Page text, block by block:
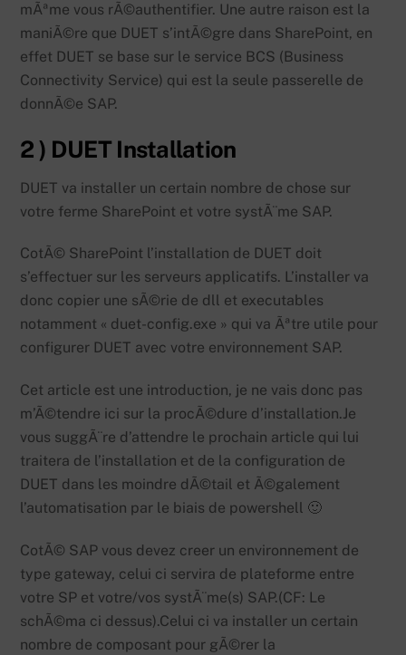
mÃªme vous rÃ©authentifier. Une autre raison est la
maniÃ©re que DUET s’intÃ©gre dans SharePoint, en
effet DUET se base sur le service BCS (Business
Connectivity Service) qui est la seule passerelle de
donnÃ©e SAP.
2 ) DUET Installation
DUET va installer un certain nombre de chose sur
votre ferme SharePoint et votre systÃ¨me SAP.
CotÃ© SharePoint l’installation de DUET doit
s’effectuer sur les serveurs applicatifs. L’installer va
donc copier une sÃ©rie de dll et executables
notamment « duet-config.exe » qui va Ãªtre utile pour
configurer DUET avec votre environnement SAP.
Cet article est une introduction, je ne vais donc pas
m’Ã©tendre ici sur la procÃ©dure d’installation.Je
vous suggÃ¨re d’attendre le prochain article qui lui
traitera de l’installation et de la configuration de
DUET dans les moindre dÃ©tail et Ã©galement
l’automatisation par le biais de powershell 🙂
CotÃ© SAP vous devez creer un environnement de
type gateway, celui ci servira de plateforme entre
votre SP et votre/vos systÃ¨me(s) SAP.(CF: Le
schÃ©ma ci dessus).Celui ci va installer un certain
nombre de composant pour gÃ©rer la